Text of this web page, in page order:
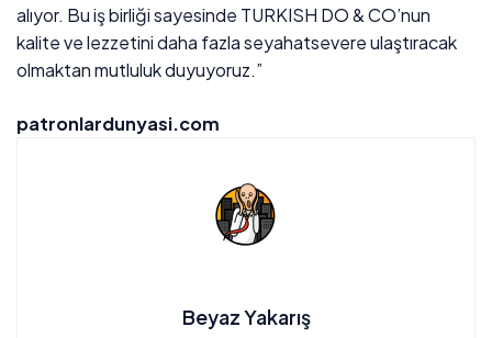
alıyor. Bu iş birliği sayesinde TURKISH DO & CO’nun
kalite ve lezzetini daha fazla seyahatsevere ulaştıracak
olmaktan mutluluk duyuyoruz.”
patronlardunyasi.com
Beyaz Yakarış